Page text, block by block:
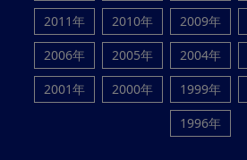
2011年
2010年 2009年
2006年
2005年 2004年
2001年
2000年 1999年
1996年